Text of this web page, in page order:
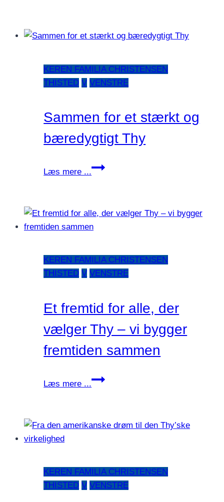
ansvar,
men
ikke
kommunen,
hvem
KEREN FAMILIA CHRISTENSEN
THISTED V VENSTRE
Sammen for et stærkt og
bæredygtigt Thy
Læs mere ...
Sammen
KEREN FAMILIA CHRISTENSEN
THISTED V VENSTRE
Et fremtid for alle, der
vælger Thy – vi bygger
fremtiden sammen
Læs mere ...
Et
–
vi
KEREN FAMILIA CHRISTENSEN
THISTED V VENSTRE